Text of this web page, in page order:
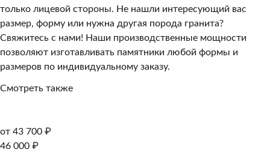
только лицевой стороны. Не нашли интересующий вас
размер, форму или нужна другая порода гранита?
Свяжитесь с нами! Наши производственные мощности
позволяют изготавливать памятники любой формы и
размеров по индивидуальному заказу.
Смотреть также
от 43 700 ₽
46 000 ₽